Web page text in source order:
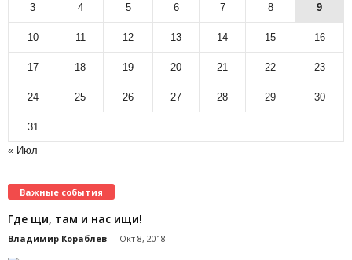
3 4 5 6 7 8 9
10 11 12 13 14 15 16
17 18 19 20 21 22 23
24 25 26 27 28 29 30
31
« Июл
Важные события
Где щи, там и нас ищи!
Владимир Кораблев - Окт 8, 2018